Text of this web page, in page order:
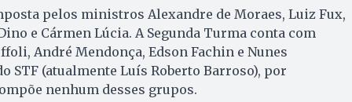
pelos ministros Alexandre de Moraes, Luiz Fux,
e Cármen Lúcia. A Segunda Turma conta com
André Mendonça, Edson Fachin e Nunes
STF (atualmente Luís Roberto Barroso), por
nenhum desses grupos.